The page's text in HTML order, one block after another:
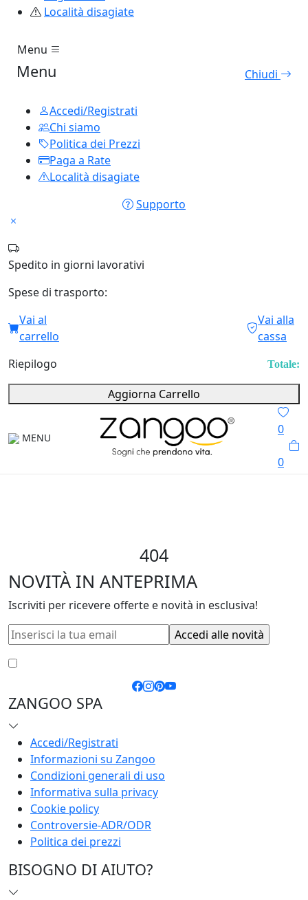
Località disagiate
Menu
Menu Chiudi
Accedi/Registrati
Chi siamo
Politica dei Prezzi
Paga a Rate
Località disagiate
Supporto
Spedito in giorni lavorativi
Spese di trasporto:
Vai al
carrello
Vai alla
cassa
Riepilogo
Totale:
Aggiorna Carrello
MENU
0
0
404
NOVITÀ IN ANTEPRIMA
Iscriviti per ricevere offerte e novità in esclusiva!
ZANGOO SPA
Accedi/Registrati
Informazioni su Zangoo
Condizioni generali di uso
Informativa sulla privacy
Cookie policy
Controversie-ADR/ODR
Politica dei prezzi
BISOGNO DI AIUTO?